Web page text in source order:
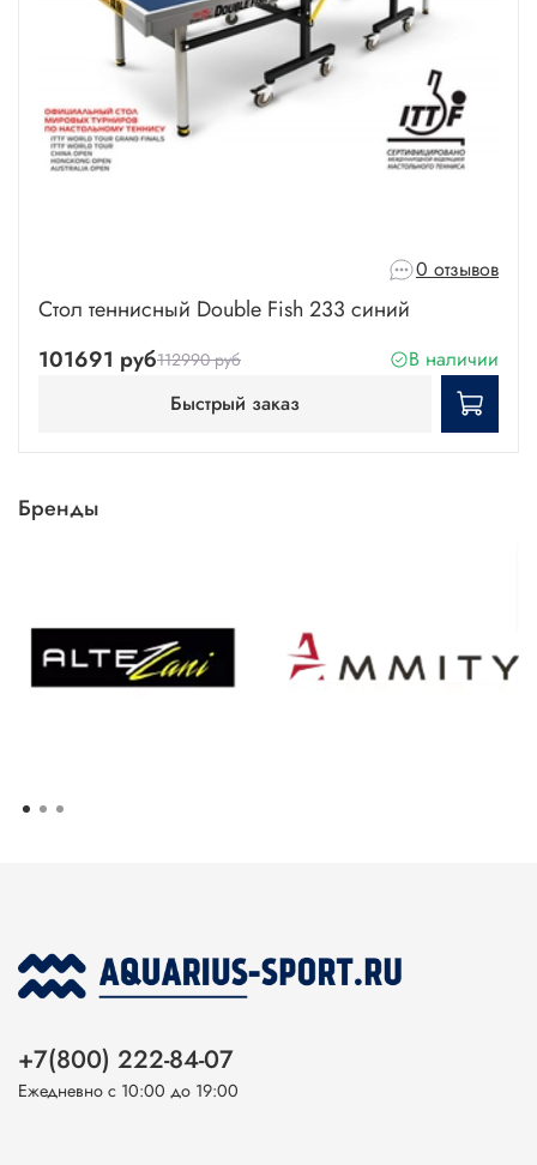
0 отзывов
Стол теннисный Double Fish 233 синий
101691 руб112990 руб
В наличии
Быстрый заказ
Бренды
+7(800) 222-84-07
Ежедневно с 10:00 до 19:00